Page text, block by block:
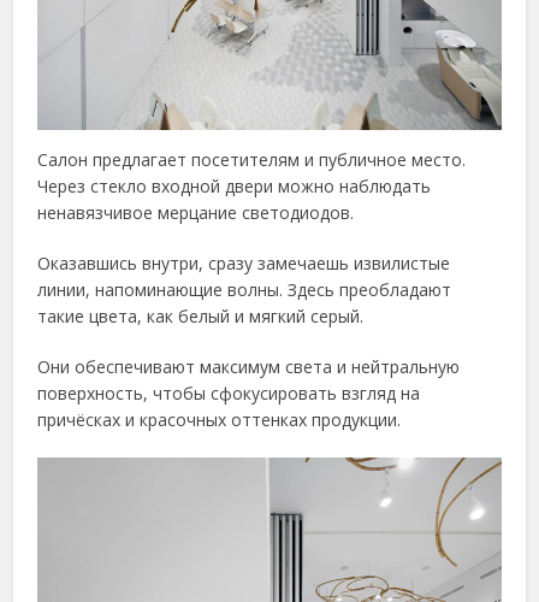
Салон предлагает посетителям и публичное место.
Через стекло входной двери можно наблюдать
ненавязчивое мерцание светодиодов.
Оказавшись внутри, сразу замечаешь извилистые
линии, напоминающие волны. Здесь преобладают
такие цвета, как белый и мягкий серый.
Они обеспечивают максимум света и нейтральную
поверхность, чтобы сфокусировать взгляд на
причёсках и красочных оттенках продукции.